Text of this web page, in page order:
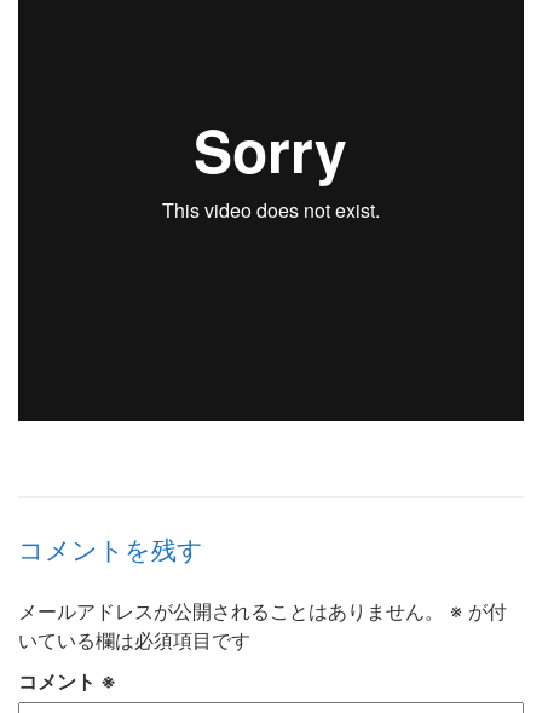
コメントを残す
メールアドレスが公開されることはありません。 ※ が付
いている欄は必須項目です
コメント ※